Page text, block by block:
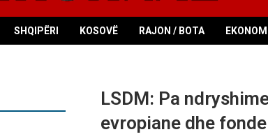
SHQIPËRI KOSOVË RAJON / BOTA EKONOMI
LSDM: Pa
evropiane dhe